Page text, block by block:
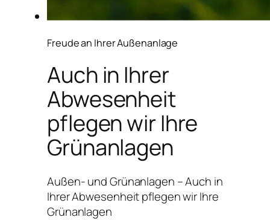
Freude an Ihrer Außenanlage
Auch in Ihrer
Abwesenheit
pflegen wir Ihre
Grünanlagen
Außen- und Grünanlagen – Auch in
Ihrer Abwesenheit pflegen wir Ihre
Grünanlagen